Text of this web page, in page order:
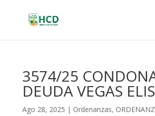
3574/25
DEUDA VEGAS
Ago 28, 2025 | Ordenanzas,